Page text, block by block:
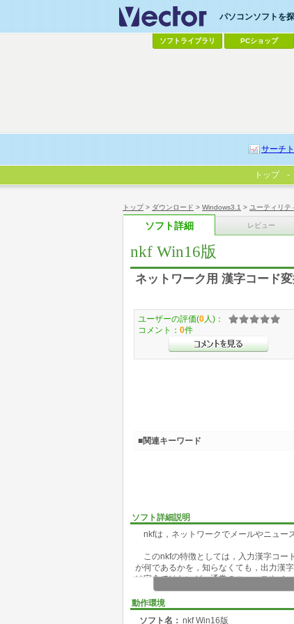
トップ> ダウンロード > Windows3.1 > ユーティリテ
ソフト詳細 レビュー
nkf Win16版
ネットワーク用 漢字コード
ソフト詳細説明
nkfは，ネットワークでメールやニュー
このnkfの特徴としては，入力漢字コー
が何であるかを，知らなくても，出力漢
は完全ではないが，通常のニュースやメ
現在，nkfが認識できる入力の漢字コー
ド系も，この３種類である．
動作環境
ソフト名： nkf Win16版
ユーザーの評価(0 人)：
コメント： 0件
■関連キーワード
パソコンソフトを
ソフトライブラリ PCショップ
サーチ
トップ